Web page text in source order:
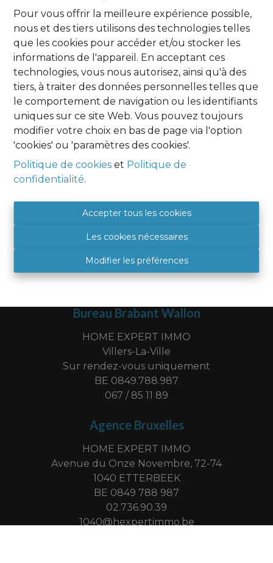
Pour vous offrir la meilleure expérience possible,
nous et des tiers utilisons des technologies telles
que les cookies pour accéder et/ou stocker les
informations de l'appareil. En acceptant ces
technologies, vous nous autorisez, ainsi qu'à des
tiers, à traiter des données personnelles telles que
le comportement de navigation ou les identifiants
uniques sur ce site Web. Vous pouvez toujours
modifier votre choix en bas de page via l'option
'cookies' ou 'paramètres des cookies'.
Politique de cookies et Politique de
confidentialité.
Accepter tous les cookies
Les cookies nécessaires
Modifier les préférences
Oups, cette page n'existe plus
À Vendre À Louer
HOME EXPERT IMMO
5081 SAINT DENIS
BE 0849 788 987
+32 (0) 81 46 08 89
5081@hexpertimmo.be
Bureau Brabant Wallon
HOME EXPERT IMMO
Villers-La-Ville
Sur rendez-vous uniquement
BE 0849.788.987
067 / 85 11 89
Agence Bruxelles
HOME EXPERT IMMO
Avenue du Onze Novembre, 72-74
1040 ETTERBEEK
BE 0849 788 987
02.736.90.39
1040@hexpertimmo.be